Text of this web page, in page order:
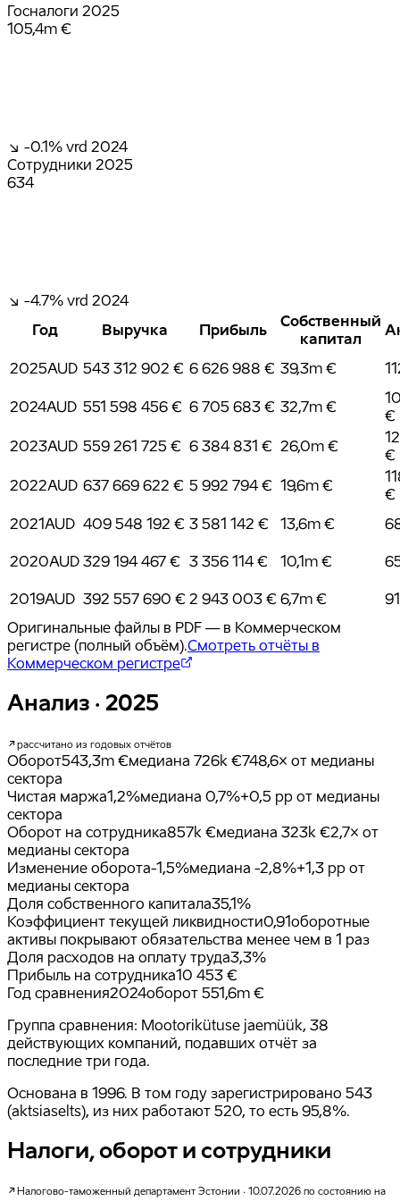
Госналоги 2025
105,4m €
↘ -0.1% vrd 2024
Сотрудники 2025
634
↘ -4.7% vrd 2024
Год
Выручка Прибыль
Собственный
капитал
2025AUD 543 312 902 € 6 626 988 € 39,3m €
2024AUD 551 598 456 € 6 705 683 € 32,7m €
€
2023AUD 559 261 725 € 6 384 831 € 26,0m €
€
2022AUD 637 669 622 € 5 992 794 € 19,6m €
€
2021AUD 409 548 192 € 3 581 142 € 13,6m €
2020AUD 329 194 467 € 3 356 114 € 10,1m €
2019AUD 392 557 690 € 2 943 003 € 6,7m €
Оригинальные файлы в PDF — в Коммерческом
регистре (полный объём).Смотреть отчёты в
Коммерческом регистре
Анализ · 2025
рассчитано из годовых отчётов
Оборот543,3m €медиана 726k €748,6× от медианы
сектора
Чистая маржа1,2%медиана 0,7%+0,5 pp от медианы
сектора
Оборот на сотрудника857k €медиана 323k €2,7× от
медианы сектора
Изменение оборота-1,5%медиана -2,8%+1,3 pp от
медианы сектора
Доля собственного капитала35,1%
Коэффициент текущей ликвидности0,91оборотные
активы покрывают обязательства менее чем в 1 раз
Доля расходов на оплату труда3,3%
Прибыль на сотрудника10 453 €
Год сравнения2024оборот 551,6m €
Группа сравнения: Mootorikütuse jaemüük, 38
действующих компаний, подавших отчёт за
последние три года.
Основана в 1996. В том году зарегистрировано 543
(aktsiaselts), из них работают 520, то есть 95,8%.
Налоги, оборот и сотрудники
Налогово-таможенный департамент Эстонии · 10.07.2026 по состоянию на